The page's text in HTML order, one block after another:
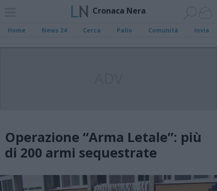
Cronaca Nera
Home News 24 Cerca Palio Comunità Invia
Operazione “Arma Letale”: più
di 200 armi sequestrate